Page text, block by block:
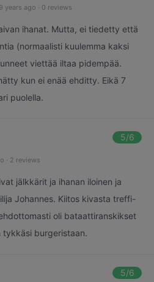
9 years ago · 0 reviews
ihanat. Mutta, ei tiedetty että
(normaalisti kuulemma kaksi
viettää iltaa pidempää.
kun ei enää ehditty. Eikä 7
puolella.
5/6
· 2 reviews
jälkkärit ja ihanan iloinen ja
Johannes. Kiitos kivasta treffi-
oli bataattiranskikset
tykkäsi burgeristaan.
5/6